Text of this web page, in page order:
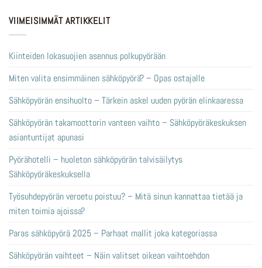
VIIMEISIMMÄT ARTIKKELIT
Kiinteiden lokasuojien asennus polkupyörään
Miten valita ensimmäinen sähköpyörä? – Opas ostajalle
Sähköpyörän ensihuolto – Tärkein askel uuden pyörän elinkaaressa
Sähköpyörän takamoottorin vanteen vaihto – Sähköpyöräkeskuksen
asiantuntijat apunasi
Pyörähotelli – huoleton sähköpyörän talvisäilytys
Sähköpyöräkeskuksella
Työsuhdepyörän veroetu poistuu? – Mitä sinun kannattaa tietää ja
miten toimia ajoissa?
Paras sähköpyörä 2025 – Parhaat mallit joka kategoriassa
Sähköpyörän vaihteet – Näin valitset oikean vaihtoehdon